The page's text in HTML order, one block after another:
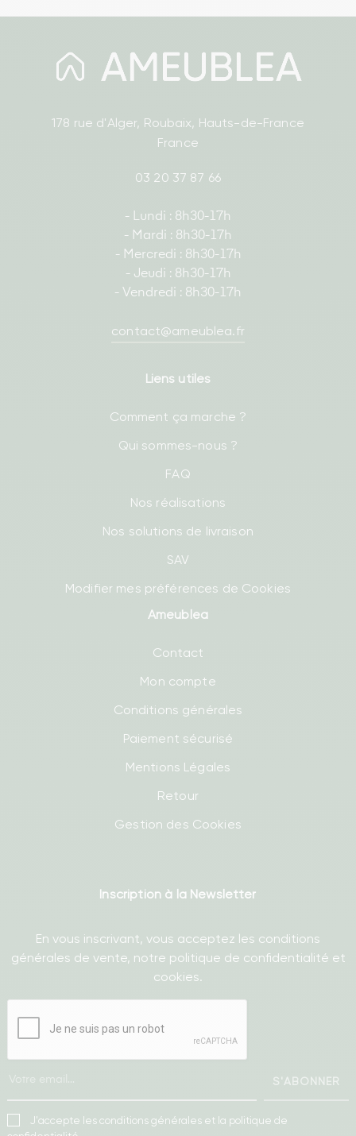
178 rue d'Alger, Roubaix, Hauts-de-France
France
03 20 37 87 66
- Lundi : 8h30-17h
- Mardi : 8h30-17h
- Mercredi : 8h30-17h
- Jeudi : 8h30-17h
- Vendredi : 8h30-17h
contact@ameublea.fr
Liens utiles
Comment ça marche ?
Qui sommes-nous ?
FAQ
Nos réalisations
Nos solutions de livraison
SAV
Modifier mes préférences de Cookies
Ameublea
Contact
Mon compte
Conditions générales
Paiement sécurisé
Mentions Légales
Retour
Gestion des Cookies
Inscription à la Newsletter
En vous inscrivant, vous acceptez les conditions
générales de vente, notre politique de confidentialité et
cookies.
S'ABONNER
J'accepte les conditions générales et la politique de